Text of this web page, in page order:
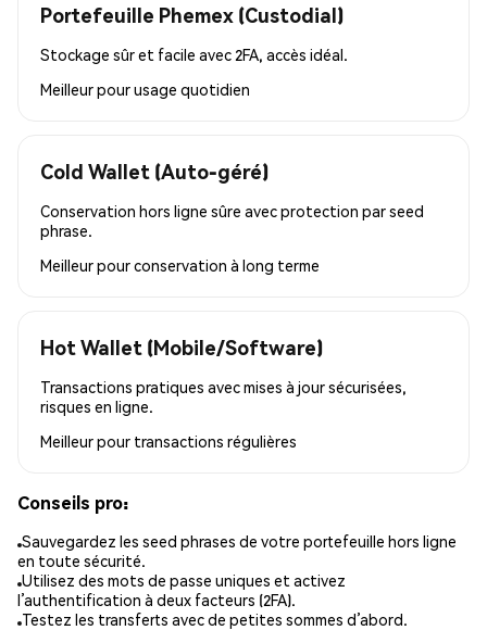
Portefeuille Phemex (Custodial)
Stockage sûr et facile avec 2FA, accès idéal.
Meilleur pourusage quotidien
Cold Wallet (Auto-géré)
Conservation hors ligne sûre avec protection par seed
phrase.
Meilleur pourconservation à long terme
Hot Wallet (Mobile/Software)
Transactions pratiques avec mises à jour sécurisées,
risques en ligne.
Meilleur pour transactions régulières
Conseils pro:
Sauvegardez les seed phrases de votre portefeuille hors ligne
en toute sécurité.
Utilisez des mots de passe uniques et activez
l’authentification à deux facteurs (2FA).
Testez les transferts avec de petites sommes d’abord.